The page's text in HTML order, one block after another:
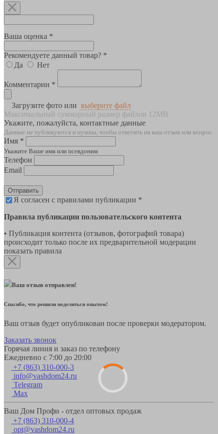
Ваша оценка *
Рекомендуете данный товар? *
Да
Нет
Комментарии *
Загрузите фото или выберите файл
Максимальный суммарный размер файлов 12MB
Укажите, пожалуйста, контактные данные
Данные не публикуются и нужны, чтобы ответить на ваш отзыв или вопрос
Имя *
Укажите Ваше имя или псевдоним
Телефон
Email
Отправить
Я согласен с правилами публикации *
Правила публикации пользовательского контента
• Публикация контента (отзывов, фотографий товара)
происходит только после их предварительной модерации
показать правила
Ваш отзыв отправлен!
Спасибо, что решили поделиться опытом!
Ваш отзыв будет опубликован после проверки модератором.
Заказать звонок
Горячая линия и заказ по телефону
Ежедневно с 7:00 до 20:00
+7 (863) 310-000-3
info@vashdom24.ru
Telegram
Max
Ваш Дом Профи - отдел оптовых продаж
+7 (863) 310-000-4
opt@vashdom24.ru